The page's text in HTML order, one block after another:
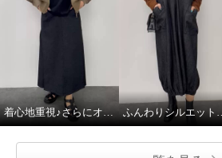
着心地重視♪さらにオシャレ感あり